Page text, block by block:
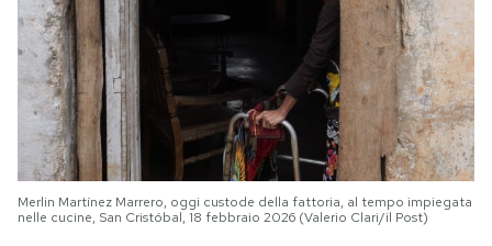
Merlin Martínez Marrero, oggi custode della fattoria, al tempo impiegata
nelle cucine, San Cristóbal, 18 febbraio 2026 (Valerio Clari/il Post)